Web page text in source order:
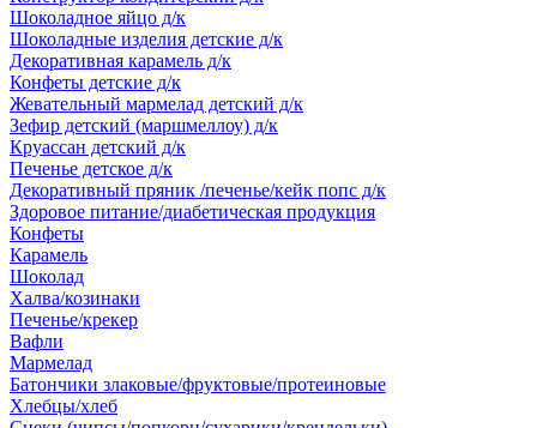
Шоколадное яйцо д/к
Шоколадные изделия детские д/к
Декоративная карамель д/к
Конфеты детские д/к
Жевательный мармелад детский д/к
Зефир детский (маршмеллоу) д/к
Круассан детский д/к
Печенье детское д/к
Декоративный пряник /печенье/кейк попс д/к
Здоровое питание/диабетическая продукция
Конфеты
Карамель
Шоколад
Халва/козинаки
Печенье/крекер
Вафли
Мармелад
Батончики злаковые/фруктовые/протеиновые
Хлебцы/хлеб